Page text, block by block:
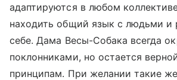
адаптируются в любом
находить общий язык с людьми и
себе. Дама Весы-Собака всегда
поклонниками, но остается
принципам. При желании такие